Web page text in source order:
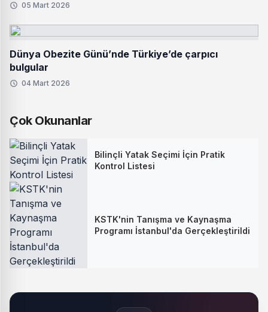
05 Mart 2026
Dünya Obezite Günü’nde Türkiye’de çarpıcı
bulgular
04 Mart 2026
Çok Okunanlar
Bilinçli Yatak Seçimi İçin Pratik
Kontrol Listesi
KSTK'nin Tanışma ve Kaynaşma
Programı İstanbul'da Gerçekleştirildi